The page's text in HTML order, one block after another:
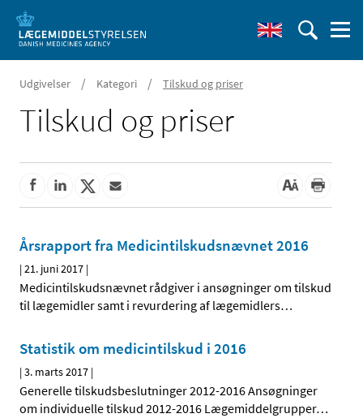
Udgivelser / Kategori / Tilskud og priser
Tilskud og priser
Årsrapport fra Medicintilskudsnævnet 2016
|21. juni 2017 |
Medicintilskudsnævnet rådgiver i ansøgninger om tilskud
til lægemidler samt i revurdering af lægemidlers…
Statistik om medicintilskud i 2016
|3. marts 2017 |
Generelle tilskudsbeslutninger 2012-2016 Ansøgninger
om individuelle tilskud 2012-2016 Lægemiddelgrupper…